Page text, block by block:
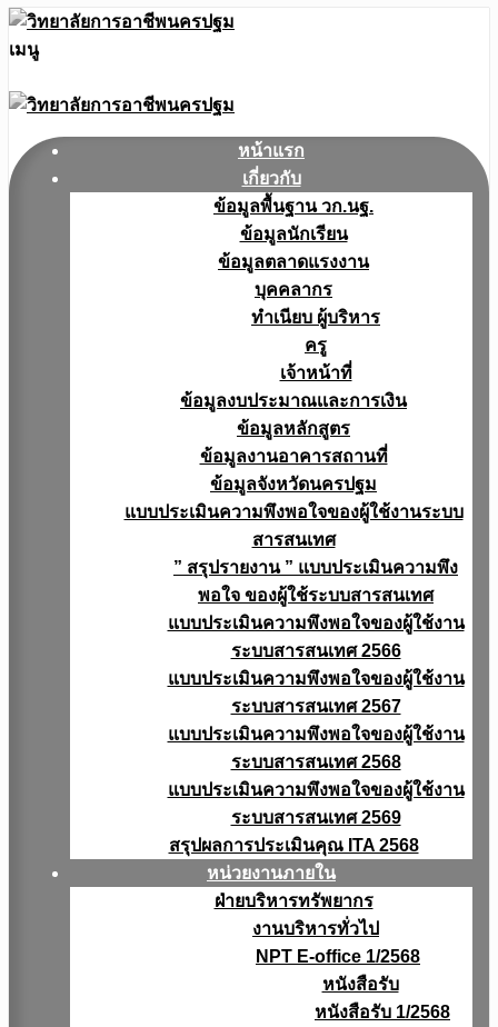
เมนู
หน้าแรก
เกี่ยวกับ
ข้อมูลพื้นฐาน วก.นฐ.
ข้อมูลนักเรียน
ข้อมูลตลาดแรงงาน
บุคคลากร
ทำเนียบ ผู้บริหาร
ครู
เจ้าหน้าที่
ข้อมูลงบประมาณเเละการเงิน
ข้อมูลหลักสูตร
ข้อมูลงานอาคารสถานที่
ข้อมูลจังหวัดนครปฐม
แบบประเมินความพึงพอใจของผู้ใช้งานระบบ
สารสนเทศ
” สรุปรายงาน ” แบบประเมินความพึง
พอใจ ของผู้ใช้ระบบสารสนเทศ
แบบประเมินความพึงพอใจของผู้ใช้งาน
ระบบสารสนเทศ 2566
แบบประเมินความพึงพอใจของผู้ใช้งาน
ระบบสารสนเทศ 2567
แบบประเมินความพึงพอใจของผู้ใช้งาน
ระบบสารสนเทศ 2568
แบบประเมินความพึงพอใจของผู้ใช้งาน
ระบบสารสนเทศ 2569
สรุปผลการประเมินคุณ ITA 2568
หน่วยงานภายใน
ฝ่ายบริหารทรัพยากร
งานบริหารทั่วไป
NPT E-office 1/2568
หนังสือรับ
หนังสือรับ 1/2568